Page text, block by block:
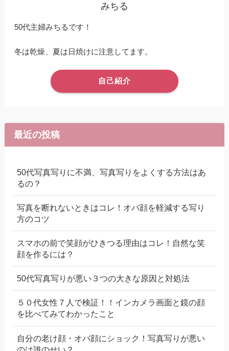
みちる
50代主婦みちるです！
冬は乾燥、夏は日焼けに注意してます。
自己紹介
最近の投稿
50代写真写りに不満、写真写りをよくする方法はあ
るの？
写真を断れないときはコレ！オバ顔を軽減する写り
方のコツ
スマホの前で笑顔がひきつる理由はコレ！自然な笑
顔を作るには？
50代写真写りが悪い３つの大きな原因と対処法
５０代女性７人で検証！！インカメラ画面と鏡の顔
を比べてみてわかったこと
自分の老け顔・オバ顔にショック！写真写りが悪い